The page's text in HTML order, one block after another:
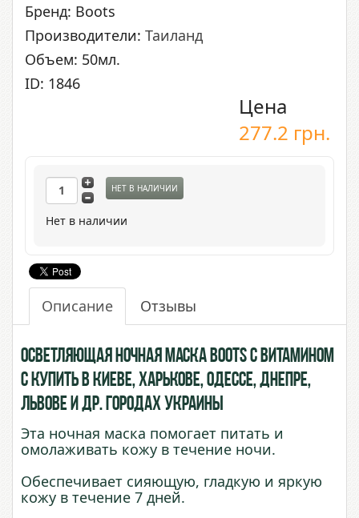
Бренд: Boots
Производители: Таиланд
Объем: 50мл.
ID: 1846
Цена
277.2 грн.
НЕТ В НАЛИЧИИ
Нет в наличии
Описание Отзывы
Осветляющая ночная маска Boots с витамином
С купить в Киеве, Харькове, Одессе, Днепре,
Львове и др. городах Украины
Эта ночная маска помогает питать и
омолаживать кожу в течение ночи.
Обеспечивает сияющую, гладкую и яркую
кожу в течение 7 дней.